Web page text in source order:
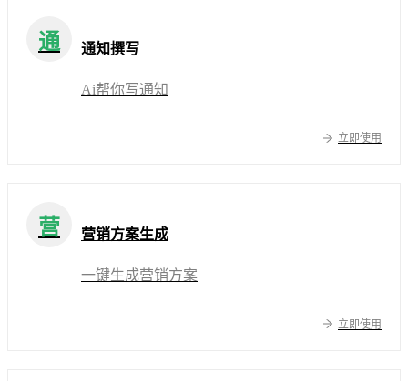
通 通知撰写
Ai帮你写通知
立即使用
营 营销方案生成
一键生成营销方案
立即使用